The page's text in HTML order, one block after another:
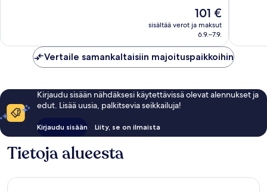
Hinta
on
101 €
101 €
sisältää verot ja maksut
6.9.–7.9.
Vertaile samankaltaisiin majoituspaikkoihin
Kirjaudu sisään nähdäksesi käytettävissä olevat alennukset ja
edut. Lisää uusia, palkitsevia seikkailuja!
Kirjaudu sisään Liity, se on ilmaista
Tietoja alueesta